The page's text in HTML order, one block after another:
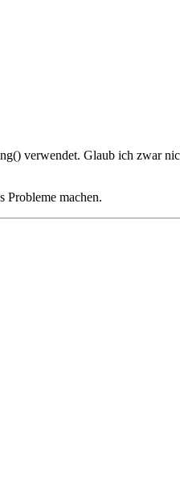
verwendet. Glaub ich zwar
machen.